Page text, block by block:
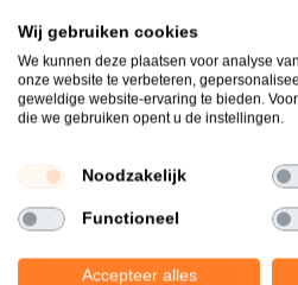
Productomschrijving
Onze keramische tegel Kera Twice
bestraten heeft. Sterk,
voetcomfort. In de zomer kunt u
bovendien lang hun kleur
Wij gebruiken cookies
We kunnen deze plaatsen voor analyse
onze website te verbeteren,
geweldige website-ervaring te bieden.
die we gebruiken opent u de instellingen.
Noodzakelijk
Functioneel
Accepteer alles